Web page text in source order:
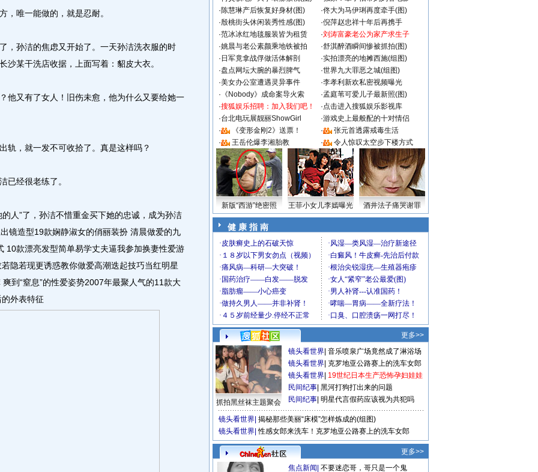
唯一能做的，就是忍耐。
孙洁的焦虑又开始了。一天孙洁洗衣服的时
沙某干洗店收据，上面写着：貂皮大衣。
又有了女人！旧伤未愈，他为什么又要给她一
，就一发不可收拾了。真是这样吗？
经很老练了。
”了，孙洁不惜重金买下她的忠诚，成为孙洁
镜造型19款娴静淑女的俏丽装扮 清晨做爱的九
10款漂亮发型简单易学丈夫逼我参加换妻性爱游
隐若现更诱惑教你做爱高潮迭起技巧当红明星
到“窒息”的性爱姿势2007年最聚人气的11款大
外表特征
·陈慧琳产后恢复好身材(图) ·佟大为马伊琍再度牵手(图)
·殷桃街头休闲装秀性感(图) ·倪萍赵忠祥十年后再携手
·范冰冰红地毯服装皆为租赁 ·刘涛富豪老公为家产求生子
·姚晨与老公素颜乘地铁被拍 ·舒淇醉酒瞬间惨被抓拍(图)
· 日军竟拿战俘做活体解剖 ·实拍漂亮的地摊西施(组图)
·盘点网坛大腕的暴烈脾气 ·世界九大罪恶之城(组图)
·美女办公室遭遇灵异事件 ·李孝利新欢私密视频曝光
· 《Nobody》成命案导火索 ·孟庭苇可爱儿子最新照(图)
·搜狐娱乐招聘：加入我们吧！ ·点击进入搜狐娱乐影视库
·台北电玩展靓丽ShowGirl ·游戏史上最般配的十对情侣
·
《变形金刚2》送票！ ·
张元首透露戒毒生活
·
王岳伦爆李湘胎教 · 令人惊叹太空步下楼方式
新版“西游”绝密照 王菲小女儿李嫣曝光 酒井法子痛哭谢罪
健 康 指 南
更多>>
抓拍黑丝袜主题聚会
镜头看世界 音乐喷泉广场竟然成了淋浴场
镜头看世界 克罗地亚公路赛上的洗车女郎
镜头看世界 19世纪日本生产恐怖孕妇娃娃
民间纪事 黑河打狗打出来的问题
民间纪事 明星代言假药应该视为共犯吗
镜头看世界 揭秘那些美丽“床模”怎样炼成的(组图)
镜头看世界 性感女郎来洗车！克罗地亚公路赛上的洗车女郎
更多>>
焦点新闻 不要迷恋哥，哥只是一个鬼